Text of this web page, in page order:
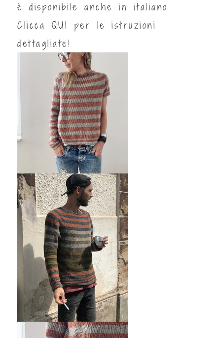
è disponibile anche in italiano
Clicca QUI
per le istruzioni
dettagliate!